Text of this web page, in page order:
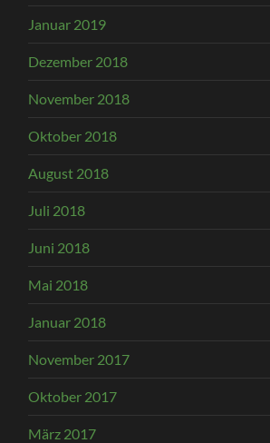
Januar 2019
Dezember 2018
November 2018
Oktober 2018
August 2018
Juli 2018
Juni 2018
Mai 2018
Januar 2018
November 2017
Oktober 2017
März 2017